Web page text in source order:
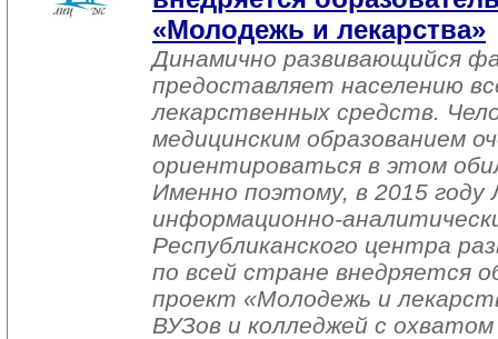
«Молодежь и лекарства»
Динамично развивающийся
предоставляет населению
лекарственных средств.
медицинским образованием
ориентироваться в этом
Именно поэтому, в 2015
информационно-
Республиканского центра
по всей стране внедряется
проект «Молодежь и
ВУЗов и колледжей с